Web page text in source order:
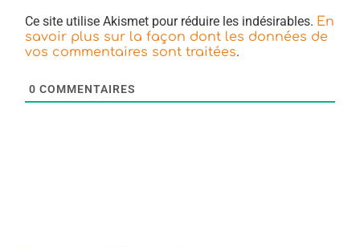
Ce site utilise Akismet pour réduire les indésirables. En
savoir plus sur la façon dont les données de
vos commentaires sont traitées.
0 COMMENTAIRES